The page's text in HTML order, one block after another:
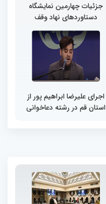
جزئیات چهارمین نمایشگاه
دستاوردهای نهاد وقف
اجرای علیرضا ابراهیم پور از
استان قم در رشته دعاخوانی